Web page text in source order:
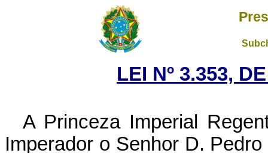
LEI Nº 3.353,
A Princeza Imperial
Imperador o Senhor D.